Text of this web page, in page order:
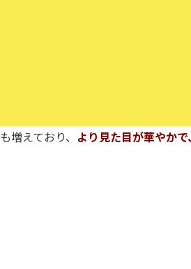
えており、 より見た目が華やか